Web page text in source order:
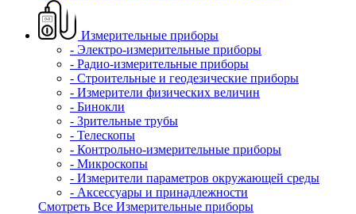
Измерительные приборы
- Электро-измерительные приборы
- Радио-измерительные приборы
- Строительные и геодезические приборы
- Измерители физических величин
- Бинокли
- Зрительные трубы
- Телескопы
- Контрольно-измерительные приборы
- Микроскопы
- Измерители параметров окружающей среды
- Аксессуары и принадлежности
Смотреть Все Измерительные приборы